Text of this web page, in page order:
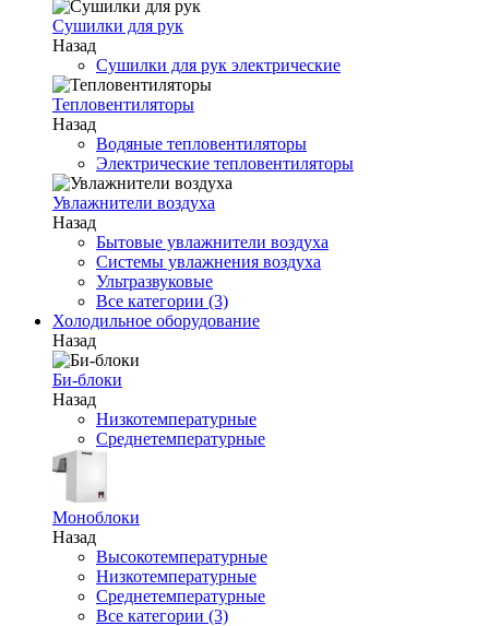
Сушилки для рук
Назад
Сушилки для рук электрические
Тепловентиляторы
Назад
Водяные тепловентиляторы
Электрические тепловентиляторы
Увлажнители воздуха
Назад
Бытовые увлажнители воздуха
Системы увлажнения воздуха
Ультразвуковые
Все категории (3)
Холодильное оборудование
Назад
Би-блоки
Назад
Низкотемпературные
Среднетемпературные
Моноблоки
Назад
Высокотемпературные
Низкотемпературные
Среднетемпературные
Все категории (3)